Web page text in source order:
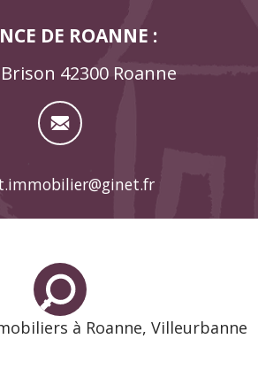
DE ROANNE :
42300 Roanne
à Roanne, Villeurbanne